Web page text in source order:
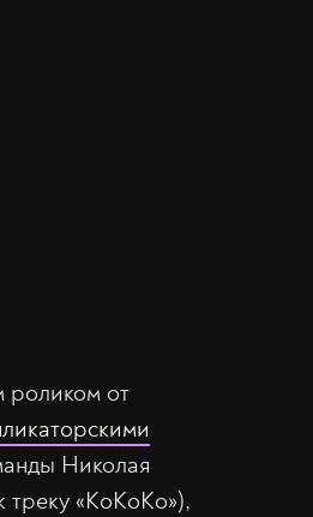
роликом от
Николая
«КоКоКо»),